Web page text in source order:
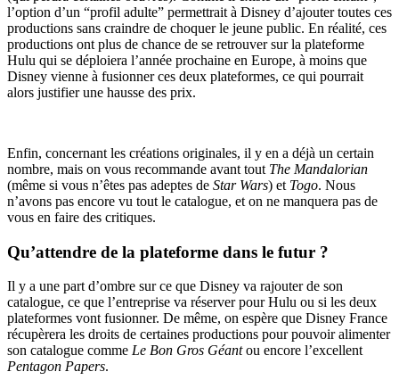
l’option d’un “profil adulte” permettrait à Disney d’ajouter toutes ces
productions sans craindre de choquer le jeune public. En réalité, ces
productions ont plus de chance de se retrouver sur la plateforme
Hulu qui se déploiera l’année prochaine en Europe, à moins que
Disney vienne à fusionner ces deux plateformes, ce qui pourrait
alors justifier une hausse des prix.
Enfin, concernant les créations originales, il y en a déjà un certain
nombre, mais on vous recommande avant tout The Mandalorian
(même si vous n’êtes pas adeptes de Star Wars) et Togo. Nous
n’avons pas encore vu tout le catalogue, et on ne manquera pas de
vous en faire des critiques.
Qu’attendre de la plateforme dans le futur ?
Il y a une part d’ombre sur ce que Disney va rajouter de son
catalogue, ce que l’entreprise va réserver pour Hulu ou si les deux
plateformes vont fusionner. De même, on espère que Disney France
récupèrera les droits de certaines productions pour pouvoir alimenter
son catalogue comme Le Bon Gros Géantou encore l’excellent
Pentagon Papers.